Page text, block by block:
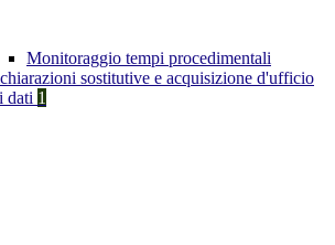
Monitoraggio tempi procedimentali
sostitutive e acquisizione d'ufficio
dati 1